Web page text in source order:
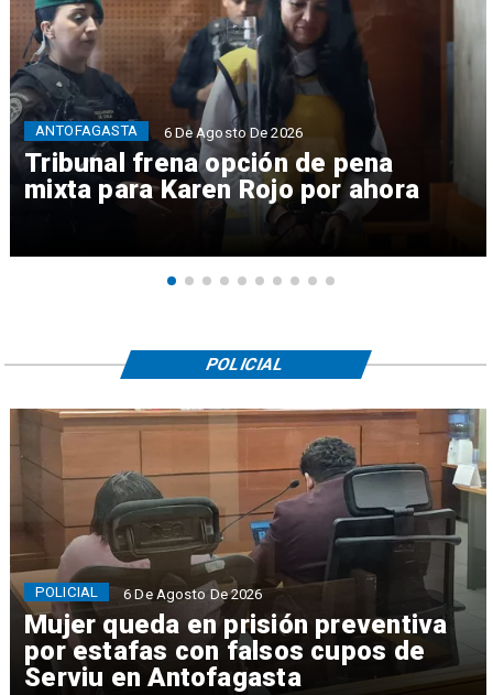
Tribunal frena opción de pena
mixta para Karen Rojo por ahora
ANTOFAGASTA 6 De Agosto De 2026
Mujer queda en prisión preventiva
por estafas con falsos cupos de
Serviu en Antofagasta
POLICIAL 6 De Agosto De 2026
POLICIAL